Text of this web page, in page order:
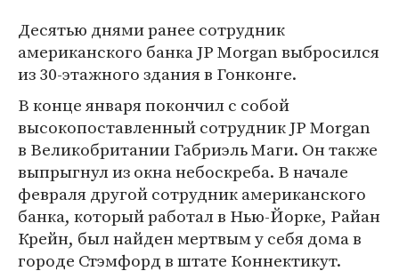
Десятью днями ранее сотрудник
американского банка JP Morgan выбросился
из 30-этажного здания в Гонконге.
В конце января покончил с собой
высокопоставленный сотрудник JP Morgan
в Великобритании Габриэль Маги. Он также
выпрыгнул из окна небоскреба. В начале
февраля другой сотрудник американского
банка, который работал в Нью-Йорке, Райан
Крейн, был найден мертвым у себя дома в
городе Стэмфорд в штате Коннектикут.